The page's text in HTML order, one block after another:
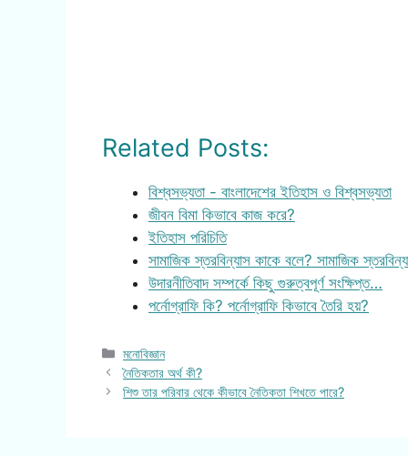
Related Posts:
বিশ্বসভ্যতা - বাংলাদেশের ইতিহাস ও বিশ্বসভ্যতা
জীবন বিমা কিভাবে কাজ করে?
ইতিহাস পরিচিতি
সামাজিক স্তরবিন্যাস কাকে বলে? সামাজিক
উদারনীতিবাদ সম্পর্কে কিছু গুরুত্বপূর্ণ সংক্ষিপ্ত…
পর্নোগ্রাফি কি? পর্নোগ্রাফি কিভাবে তৈরি হয়?
Categories
মনোবিজ্ঞান
নৈতিকতার অর্থ কী?
শিশু তার পরিবার থেকে কীভাবে নৈতিকতা শিখতে পারে?